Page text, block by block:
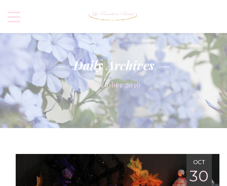
Daily Archives
30 octobre 2016
OCT
30